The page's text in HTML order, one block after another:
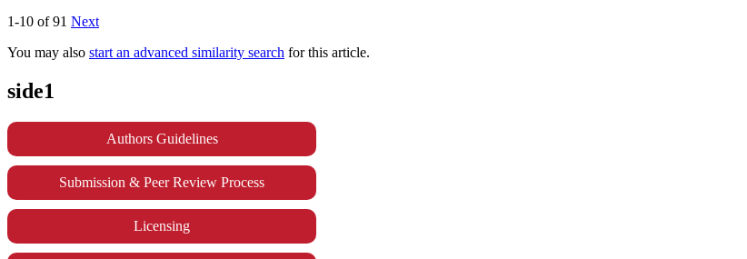
1-10 of 91 Next
You may also start an advanced similarity search for this article.
side1
Authors Guidelines
Submission & Peer Review Process
Licensing